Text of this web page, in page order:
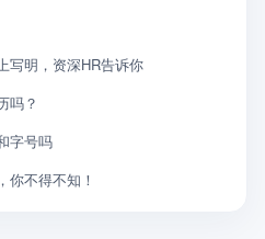
写明，资深HR告诉你
吗？
字号吗
你不得不知！